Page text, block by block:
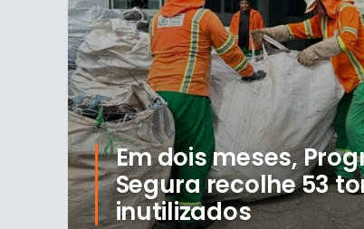
Em dois meses,
Segura recolhe 53
inutilizados